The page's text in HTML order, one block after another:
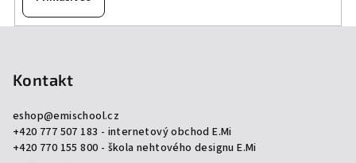
Kontakt
eshop@emischool.cz
+420 777 507 183 - internetový obchod E.Mi
+420 770 155 800 - škola nehtového designu E.Mi